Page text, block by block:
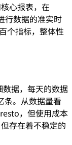
心报表，在
行数据的准实时
个指标，整体性
据，每天的数据
条。从数据量看
，但使用成本
存在着不稳定的